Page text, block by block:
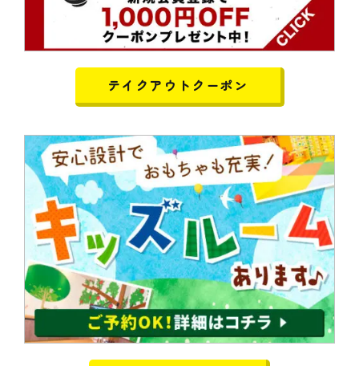
テイクアウトクーポン